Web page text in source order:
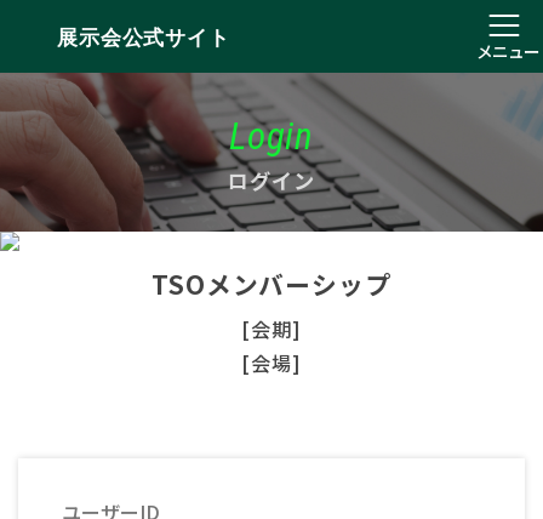
展示会公式サイト
メニュー
Login
ログイン
TSOメンバーシップ
[会期]
[会場]